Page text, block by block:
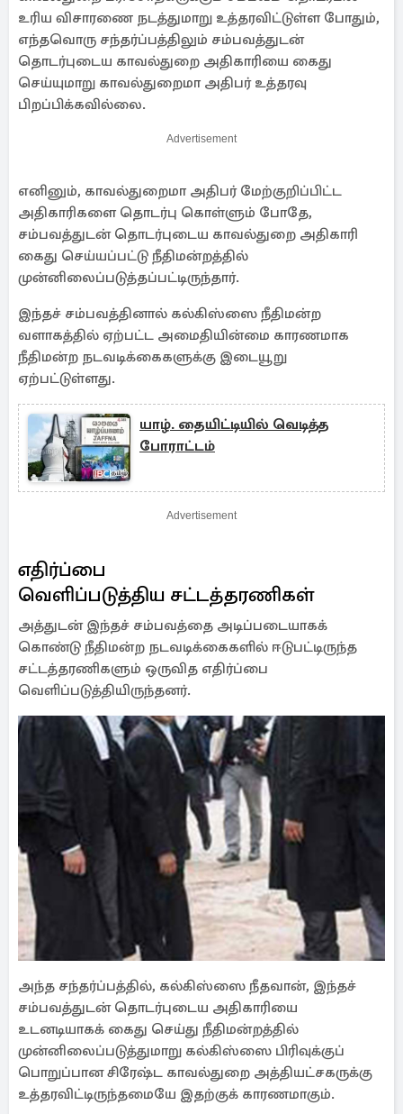
உரிய விசாரணை நடத்துமாறு உத்தரவிட்டுள்ள போதும்,
எந்தவொரு சந்தர்ப்பத்திலும் சம்பவத்துடன்
தொடர்புடைய காவல்துறை அதிகாரியை கைது
செய்யுமாறு காவல்துறைமா அதிபர் உத்தரவு
பிறப்பிக்கவில்லை.
Advertisement
எனினும், காவல்துறைமா அதிபர் மேற்குறிப்பிட்ட
அதிகாரிகளை தொடர்பு கொள்ளும் போதே,
சம்பவத்துடன் தொடர்புடைய காவல்துறை அதிகாரி
கைது செய்யப்பட்டு நீதிமன்றத்தில்
முன்னிலைப்படுத்தப்பட்டிருந்தார்.
இந்தச் சம்பவத்தினால் கல்கிஸ்ஸை நீதிமன்ற
வளாகத்தில் ஏற்பட்ட அமைதியின்மை காரணமாக
நீதிமன்ற நடவடிக்கைகளுக்கு இடையூறு
ஏற்பட்டுள்ளது.
யாழ். தையிட்டியில் வெடித்த
போராட்டம்
Advertisement
எதிர்ப்பை
வெளிப்படுத்திய சட்டத்தரணிகள்
அத்துடன் இந்தச் சம்பவத்தை அடிப்படையாகக்
கொண்டு நீதிமன்ற நடவடிக்கைகளில் ஈடுபட்டிருந்த
சட்டத்தரணிகளும் ஒருவித எதிர்ப்பை
வெளிப்படுத்தியிருந்தனர்.
அந்த சந்தர்ப்பத்தில், கல்கிஸ்ஸை நீதவான், இந்தச்
சம்பவத்துடன் தொடர்புடைய அதிகாரியை
உடனடியாகக் கைது செய்து நீதிமன்றத்தில்
முன்னிலைப்படுத்துமாறு கல்கிஸ்ஸை பிரிவுக்குப்
பொறுப்பான சிரேஷ்ட காவல்துறை அத்தியட்சகருக்கு
உத்தரவிட்டிருந்தமையே இதற்குக் காரணமாகும்.